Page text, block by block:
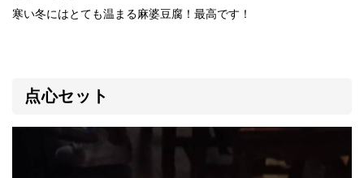
寒い冬にはとても温まる麻婆豆腐！最高です！
点心セット